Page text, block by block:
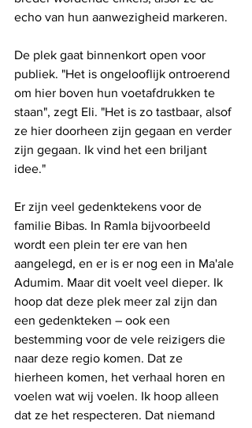
echo van hun aanwezigheid markeren.
De plek gaat binnenkort open voor
publiek. "Het is ongelooflijk ontroerend
om hier boven hun voetafdrukken te
staan", zegt Eli. "Het is zo tastbaar, alsof
ze hier doorheen zijn gegaan en verder
zijn gegaan. Ik vind het een briljant
idee."
Er zijn veel gedenktekens voor de
familie Bibas. In Ramla bijvoorbeeld
wordt een plein ter ere van hen
aangelegd, en er is er nog een in Ma'ale
Adumim. Maar dit voelt veel dieper. Ik
hoop dat deze plek meer zal zijn dan
een gedenkteken – ook een
bestemming voor de vele reizigers die
naar deze regio komen. Dat ze
hierheen komen, het verhaal horen en
voelen wat wij voelen. Ik hoop alleen
dat ze het respecteren. Dat niemand